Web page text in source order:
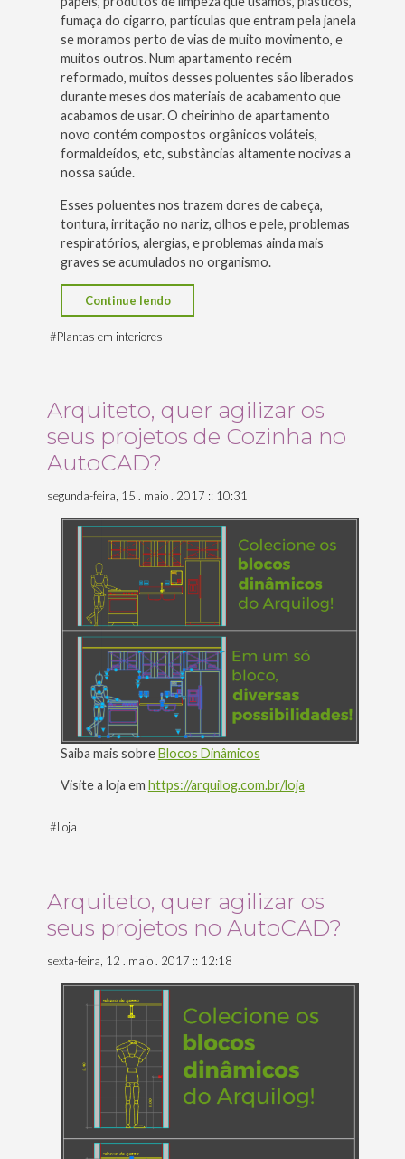
fumaça do cigarro, partículas que entram pela janela
se moramos perto de vias de muito movimento, e
muitos outros. Num apartamento recém
reformado, muitos desses poluentes são liberados
durante meses dos materiais de acabamento que
acabamos de usar. O cheirinho de apartamento
novo contém compostos orgânicos voláteis,
formaldeídos, etc, substâncias altamente nocivas a
nossa saúde.
Esses poluentes nos trazem dores de cabeça,
tontura, irritação no nariz, olhos e pele, problemas
respiratórios, alergias, e problemas ainda mais
graves se acumulados no organismo.
Continue lendo
plantas
que
respiramos”
#Plantas em interiores
Arquiteto, quer agilizar os
seus projetos de Cozinha no
AutoCAD?
segunda-feira, 15 . maio . 2017 :: 10:31
Saiba mais sobreBlocos Dinâmicos
Visite a loja em https://arquilog.com.br/loja
#Loja
Arquiteto, quer agilizar os
seus projetos no AutoCAD?
sexta-feira, 12 . maio . 2017 :: 12:18